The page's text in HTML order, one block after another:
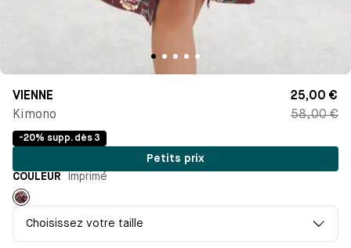
VIENNE
Kimono
25,00 €
58,00 €
-20% supp. dès 3
Petits prix
COULEUR
Imprimé
Imprimé
Choisissez votre taille